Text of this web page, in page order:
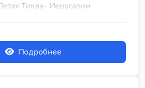
Тиква- Иерусалим
Подробнее